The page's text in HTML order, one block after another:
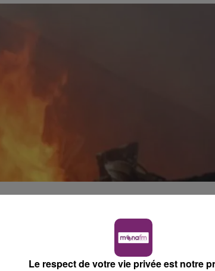
détruit par les flammes, dans la
qui a duré toute la journée. Toute
complètement effondré, à cause des
Le respect de votre vie privée est notre